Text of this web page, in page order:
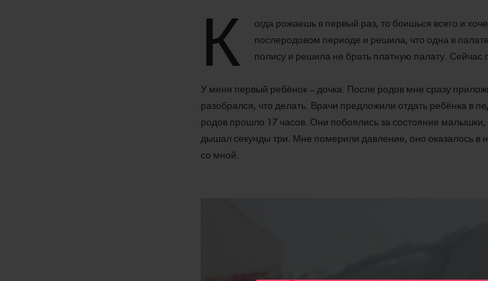
К
огда рожаешь в первый раз, то боишься всего и
послеродовом периоде и решила, что одна в
полису и решила не брать платную палату. Сейчас
У меня первый ребёнок – дочка. После родов мне сразу
разобрался, что делать. Врачи предложили отдать ребёнка в
родов прошло 17 часов. Они побоялись за состояние
дышал секунды три. Мне померили давление, оно оказалось в
со мной.